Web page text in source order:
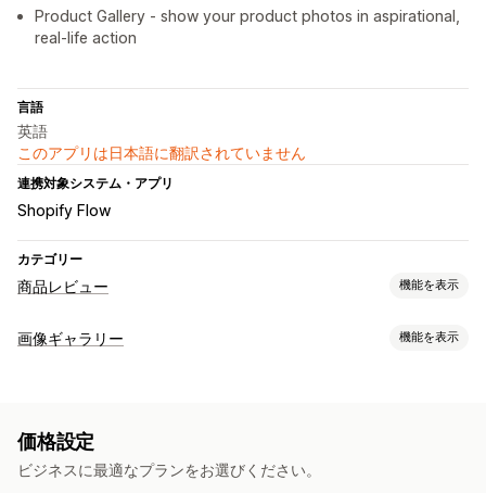
Product Gallery - show your product photos in aspirational,
real-life action
言語
英語
このアプリは日本語に翻訳されていません
連携対象システム・アプリ
Shopify Flow
カテゴリー
商品レビュー 機能を表示
表示オプション
レビューサマリー
画像ギャラリー 機能を表示
Lightbox
スライダー ビデオ UGC
価格設定
ビジネスに最適なプランをお選びください。